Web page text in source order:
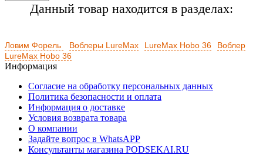
Данный товар находится в разделах:
Ловим Форель Воблеры LureMax LureMax Hobo 36
Воблер
LureMax Hobo 36
Информация
Согласие на обработку персональных данных
Политика безопасности и оплата
Информация о доставке
Условия возврата товара
О компании
Задайте вопрос в WhatsAPP
Консультанты магазина PODSEKAI.RU